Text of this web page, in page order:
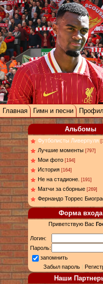
Главная Гимн и песни
Альбомы
Футболисты Ливерпуля
Лучшие моменты [797]
Мои фото [194]
История [164]
Не на стадионе. [191]
Матчи за сборные [269]
Фернандо Торрес
Форма входа
Приветствую Вас
Логин:
Пароль:
запомнить
Забыл пароль |
Наши